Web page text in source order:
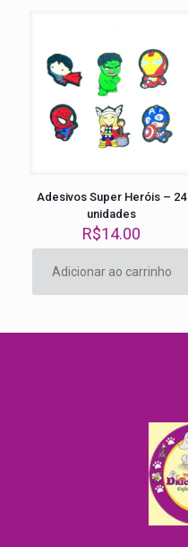
Adesivos Super Heróis – 24
unidades
R$14.00
Adicionar ao carrinho